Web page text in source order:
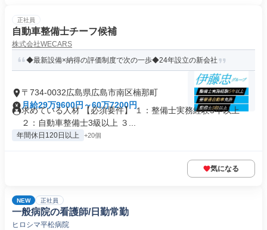
正社員
自動車整備士チーフ候補
株式会社WECARS
◆最新設備×納得の評価制度で次の一歩◆24年設立の新会社
〒734-0032広島県広島市南区楠那町
月給29万9600円～60万7200円
求めている人材 【必須要件】 １：整備士実務経験5年以上
２：自動車整備士3級以上 ３...
年間休日120日以上 +20個
気になる
NEW 正社員
一般病院の看護師/日勤常勤
ヒロシマ平松病院